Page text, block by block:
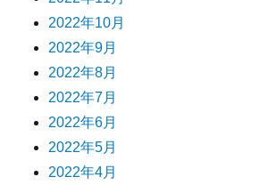
2022年10月
2022年9月
2022年8月
2022年7月
2022年6月
2022年5月
2022年4月